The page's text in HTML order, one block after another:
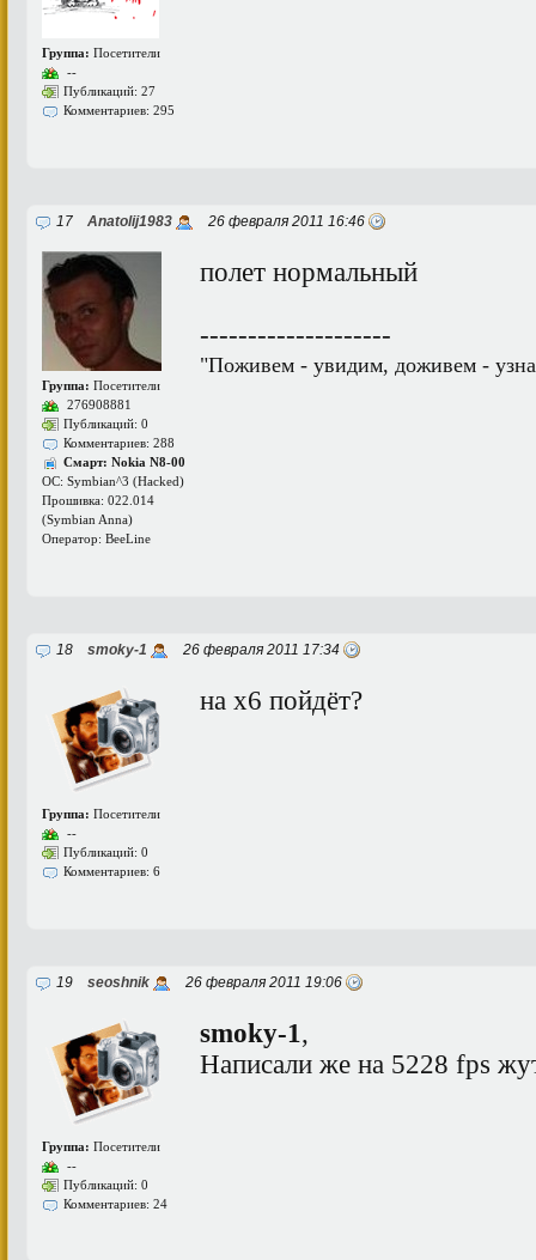
Группа: Посетители
--
Публикаций: 27
Комментариев: 295
17 Anatolij1983 26 февраля 2011 16:46
Группа: Посетители
276908881
Публикаций: 0
Комментариев: 288
Смарт: Nokia N8-00
ОС: Symbian^3 (Hacked)
Прошивка: 022.014
(Symbian Anna)
Оператор: BeeLine
полет нормальный
--------------------
"Поживем - увидим, доживем -
18 smoky-1 26 февраля 2011 17:34
Группа: Посетители
--
Публикаций: 0
Комментариев: 6
на x6 пойдёт?
19 seoshnik 26 февраля 2011 19:06
Группа: Посетители
--
Публикаций: 0
Комментариев: 24
smoky-1,
Написали же на 5228 fps